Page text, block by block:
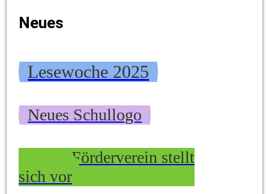
Neues
Lesewoche 2025
Neues Schullogo
Unser Förderverein stellt
sich vor